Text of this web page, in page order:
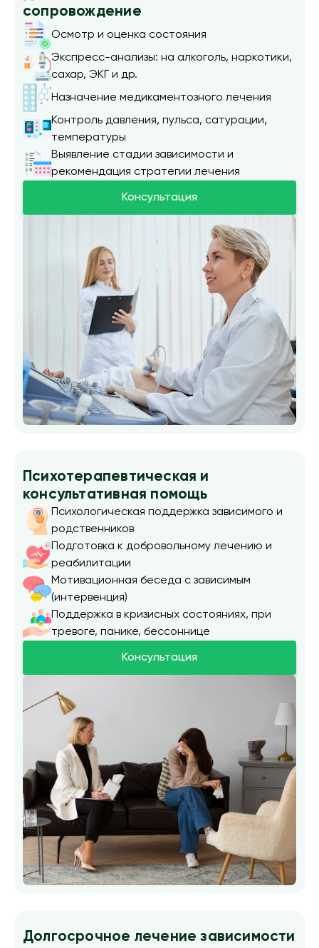
сопровождение
Осмотр и оценка состояния
Экспресс-анализы: на алкоголь, наркотики,
сахар, ЭКГ и др.
Назначение медикаментозного лечения
Контроль давления, пульса, сатурации,
температуры
Выявление стадии зависимости и
рекомендация стратегии лечения
Консультация
Психотерапевтическая и
консультативная помощь
Психологическая поддержка зависимого и
родственников
Подготовка к добровольному лечению и
реабилитации
Мотивационная беседа с зависимым
(интервенция)
Поддержка в кризисных состояниях, при
тревоге, панике, бессоннице
Консультация
Долгосрочное лечение зависимости